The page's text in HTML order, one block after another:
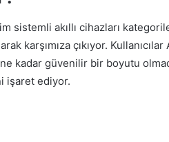
sistemli akıllı cihazları
karşımıza çıkıyor.
kadar güvenilir bir boyutu
işaret ediyor.